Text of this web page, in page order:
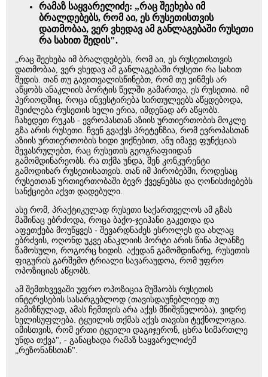
რამაზ საყვარელიძე: „რაც შეეხება იმ
ბრალდებებს, რომ აი, ეს რუსეთისთვის
დათმობაა, ვერ ვხედავ ამ განლაგებაში რუსეთი
რა სახით შედის".
„რაც შეეხება იმ ბრალდებებს, რომ აი, ეს რუსეთისთვის
დათმობაა, ვერ ვხედავ ამ განლაგებაში რუსეთი რა სახით
შედის. თან თუ გავითვალისწინებთ, რომ თუ ვინმეს არ
აწყობს ანაკლიის პორტის წელში გამართვა, ეს რუსეთია. იმ
პერიოდშიც, როცა ინვესტირება სირთულეებს აწყდებოდა,
შეიძლება რუსეთის ხელი ერია, იმდენად არ აწყობს.
ჩახედეთ რუკას - ევროპასთან აზიის ურთიერთობის მოკლე
გზა არის რუსეთი. ჩვენ გვაქვს პრეტენზია, რომ ევროპასთან
აზიის ურთიერთობის ხიდი ვიქნებით, ანუ იმავე ფუნქციას
შევასრულებთ, რაც რუსეთის გეოგრაფიიდან
გამომდინარეობს. რა თქმა უნდა, შენ კონკურენტი
გამოდიხარ რუსეთისათვის. თან იმ პირობებში, როდესაც
რუსეთთან ურთიერთობაში ბევრ ქვეყნებსა და ღონისძიებებს
სანქციები აქვთ დადებული.
ასე რომ, პრაქტიკულად რუსეთი საქართველოს ამ გზას
მაშინაც ებრძოდა, როცა ბაქო-ჯეიჰანი გაკეთდა და
აფეთქება მოუწყვეს - შევარდნაძეს ესროლეს და ახლაც
ებრძვის, ოღონდ უკვე ანაკლიის პორტი არის წინა პლანზე
წამოსული, როგორც ხიდის. აქედან გამომდინარე, რუსეთის
ფიგურის გარშემო ტრიალი სავარაუდოა, რომ უფრო
ოპოზიციას აწყობს.
ამ შემთხვევაში უფრო ოპოზიცია მუშაობს რუსეთის
ინტერესების სასარგებლოდ (თავისდაუნებლიედ თუ
გამიზნულად, ამას ჩემთვის არა აქვს მნიშვნელობა), ვიდრე
ხელისუფლება. ტყუილის თქმას აქვს თავისი ტექნოლოგია.
იმისთვის, რომ ერთი ტყუილი დაგიჯერონ, ცხრა სიმართლე
უნდა თქვა", - განაცხადა რამაზ საყვარელიძემ
„რეზონანსთან".